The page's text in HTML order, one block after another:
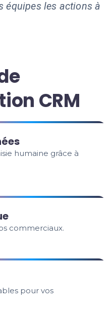
équipes les actions à
CRM
humaine grâce à
commerciaux.
pour vos